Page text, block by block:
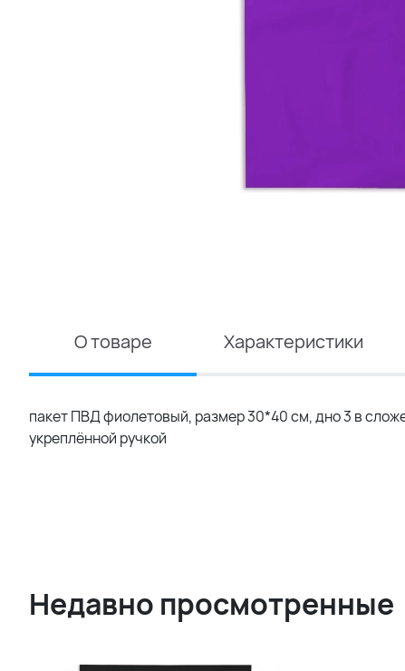
О товаре Характеристики
пакет ПВД фиолетовый, размер 30*40 см, дно 3 в
укреплённой ручкой
Недавно просмотренные